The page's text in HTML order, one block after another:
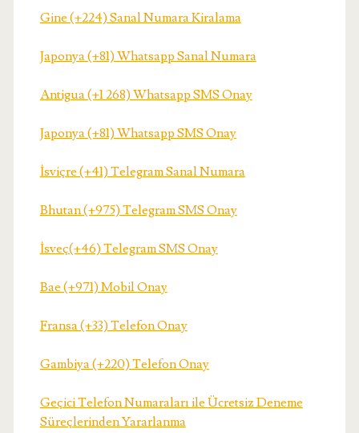
Gine (+224) Sanal Numara Kiralama
Japonya (+81) Whatsapp Sanal Numara
Antigua (+1 268) Whatsapp SMS Onay
Japonya (+81) Whatsapp SMS Onay
İsviçre (+41) Telegram Sanal Numara
Bhutan (+975) Telegram SMS Onay
İsveç(+46) Telegram SMS Onay
Bae (+971) Mobil Onay
Fransa (+33) Telefon Onay
Gambiya (+220) Telefon Onay
Geçici Telefon Numaraları ile Ücretsiz Deneme
Süreçlerinden Yararlanma